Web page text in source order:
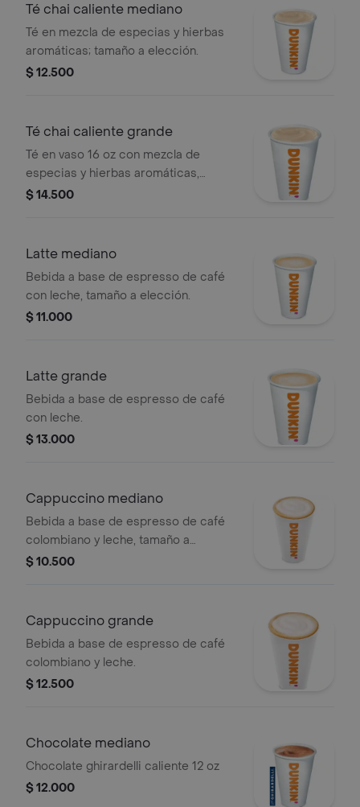
Té chai caliente mediano
Té en mezcla de especias y hierbas
aromáticas; tamaño a elección.
$ 12.500
Té chai caliente grande
Té en vaso 16 oz con mezcla de
especias y hierbas aromáticas,
tamaño a elección.
$ 14.500
Latte mediano
Bebida a base de espresso de café
con leche, tamaño a elección.
$ 11.000
Latte grande
Bebida a base de espresso de café
con leche.
$ 13.000
Cappuccino mediano
Bebida a base de espresso de café
colombiano y leche, tamaño a
elección.
$ 10.500
Cappuccino grande
Bebida a base de espresso de café
colombiano y leche.
$ 12.500
Chocolate mediano
Chocolate ghirardelli caliente 12 oz
$ 12.000